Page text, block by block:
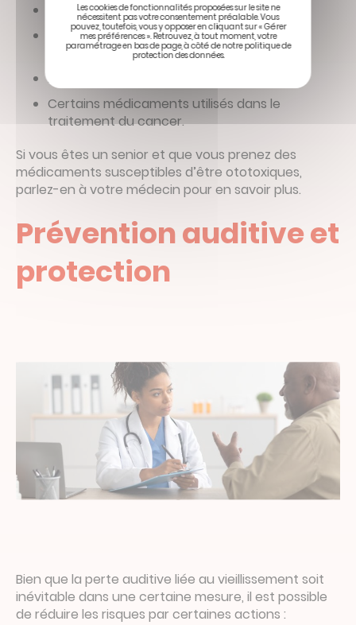
Des diurétiques
Des anti-inflammatoires pris sur le long
terme
Des antidépresseurs
Certains médicaments utilisés dans le
traitement du cancer.
Si vous êtes un senior et que vous prenez des
médicaments susceptibles d’être ototoxiques,
parlez-en à votre médecin pour en savoir plus.
Prévention auditive et
protection
Bien que la perte auditive liée au vieillissement soit
inévitable dans une certaine mesure, il est possible
de réduire les risques par certaines actions :
Les cookies de fonctionnalités proposées sur le site ne
nécessitent pas votre consentement préalable. Vous
pouvez, toutefois, vous y opposer en cliquant sur « Gérer
mes préférences ». Retrouvez, à tout moment, votre
paramétrage en bas de page, à côté de notre politique de
protection des données.